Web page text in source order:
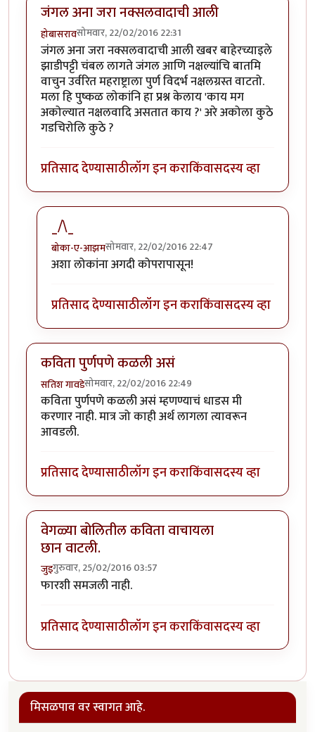
जंगल अना जरा नक्सलवादाची आली
होबासरावसोमवार, 22/02/2016 22:31
जंगल अना जरा नक्सलवादाची आली खबर बाहेरच्याइले
झाडीपट्टी चंबल लागते जंगल आणि नक्षल्यांचि बातमि
वाचुन उर्वरित महराष्ट्राला पुर्ण विदर्भ नक्षलग्रस्त वाटतो.
मला हि पुष्कळ लोकांनि हा प्रश्न केलाय 'काय मग
अकोल्यात नक्षलवादि असतात काय ?' अरे अकोला कुठे
गडचिरोलि कुठे ?
प्रतिसाद देण्यासाठीलॉग इन कराकिंवासदस्य व्हा
_/\_
बोका-ए-आझमसोमवार, 22/02/2016 22:47
In reply toजंगल अना जरा नक्सलवादाची आली
अशा लोकांना अगदी कोपरापासून!
प्रतिसाद देण्यासाठीलॉग इन कराकिंवासदस्य व्हा
कविता पुर्णपणे कळली असं
सतिश गावडेसोमवार, 22/02/2016 22:49
कविता पुर्णपणे कळली असं म्हणण्याचं धाडस मी
करणार नाही. मात्र जो काही अर्थ लागला त्यावरून
आवडली.
प्रतिसाद देण्यासाठीलॉग इन कराकिंवासदस्य व्हा
वेगळ्या बोलितील कविता वाचायला
छान वाटली.
जुइगुरुवार, 25/02/2016 03:57
फारशी समजली नाही.
प्रतिसाद देण्यासाठीलॉग इन कराकिंवासदस्य व्हा
मिसळपाव वर स्वागत आहे.